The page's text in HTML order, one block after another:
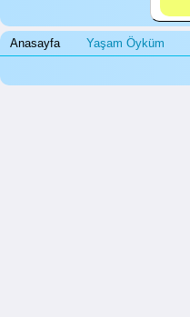
Anasayfa Yaşam Öyküm